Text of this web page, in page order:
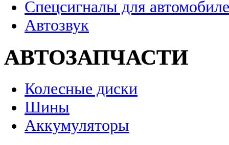
Спецсигналы для
Автозвук
АВТОЗАПЧАСТИ
Колесные диски
Шины
Аккумуляторы